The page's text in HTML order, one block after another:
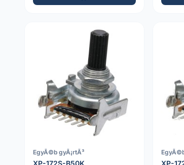
EgyÃ©b gyÃ¡rtÃ³
XP-172S-B50K XP-